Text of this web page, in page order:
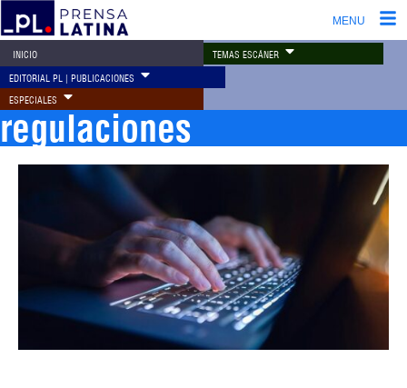
MENU
INICIO TEMAS ESCÁNER
EDITORIAL PL | PUBLICACIONES
ESPECIALES
regulaciones